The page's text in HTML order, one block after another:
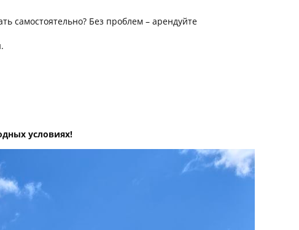
самостоятельно? Без проблем – арендуйте
условиях!